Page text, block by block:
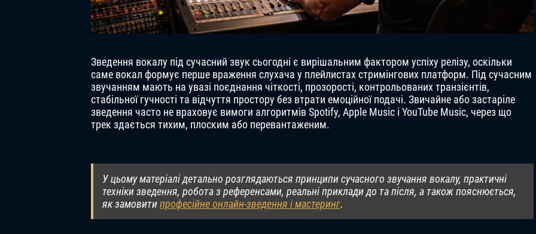
Зведення вокалу під сучасний звук сьогодні є вирішальним фактором успіху релізу, оскільки
саме вокал формує перше враження слухача у плейлистах стримінгових платформ. Під сучасним
звучанням мають на увазі поєднання чіткості, прозорості, контрольованих транзієнтів,
стабільної гучності та відчуття простору без втрати емоційної подачі. Звичайне або застаріле
зведення часто не враховує вимоги алгоритмів Spotify, Apple Music і YouTube Music, через що
трек здається тихим, плоским або перевантаженим.
У цьому матеріалі детально розглядаються принципи сучасного звучання вокалу, практичні
техніки зведення, робота з референсами, реальні приклади до та після, а також пояснюється,
як замовитипрофесійне онлайн-зведення і мастеринг.